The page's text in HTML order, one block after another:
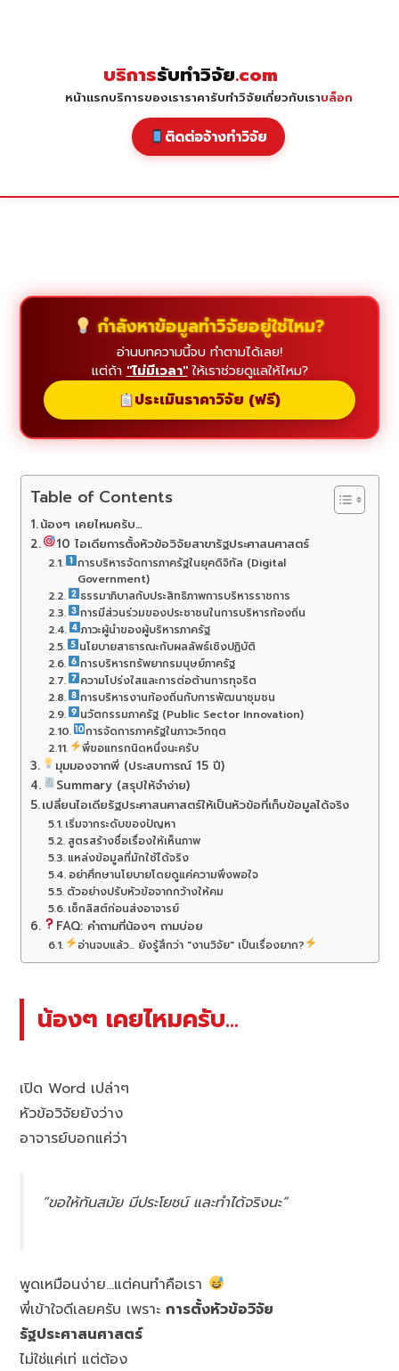
บริการรับทำวิจัย.com
หน้าแรกบริการของเราราคารับทำวิจัยเกี่ยวกับเราบล็อก
ติดต่อจ้างทำวิจัย
กำลังหาข้อมูลทำวิจัยอยู่ใช่ไหม?
อ่านบทความนี้จบ ทำตามได้เลย!
แต่ถ้า "ไม่มีเวลา"ให้เราช่วยดูแลให้ไหม?
ประเมินราคาวิจัย (ฟรี)
Table of Contents
น้องๆ เคยไหมครับ…
10 ไอเดียการตั้งหัวข้อวิจัยสาขารัฐประศาสนศาสตร์
การบริหารจัดการภาครัฐในยุคดิจิทัล (Digital
Government)
ธรรมาภิบาลกับประสิทธิภาพการบริหารราชการ
การมีส่วนร่วมของประชาชนในการบริหารท้องถิ่น
ภาวะผู้นำของผู้บริหารภาครัฐ
นโยบายสาธารณะกับผลลัพธ์เชิงปฏิบัติ
การบริหารทรัพยากรมนุษย์ภาครัฐ
ความโปร่งใสและการต่อต้านการทุจริต
การบริหารงานท้องถิ่นกับการพัฒนาชุมชน
นวัตกรรมภาครัฐ (Public Sector Innovation)
การจัดการภาครัฐในภาวะวิกฤต
พี่ขอแทรกนิดหนึ่งนะครับ
มุมมองจากพี่ (ประสบการณ์ 15 ปี)
Summary (สรุปให้จำง่าย)
เปลี่ยนไอเดียรัฐประศาสนศาสตร์ให้เป็นหัวข้อที่เก็บข้อมูลได้จริง
เริ่มจากระดับของปัญหา
สูตรสร้างชื่อเรื่องให้เห็นภาพ
แหล่งข้อมูลที่มักใช้ได้จริง
อย่าศึกษานโยบายโดยดูแค่ความพึงพอใจ
ตัวอย่างปรับหัวข้อจากกว้างให้คม
เช็กลิสต์ก่อนส่งอาจารย์
FAQ: คำถามที่น้องๆ ถามบ่อย
อ่านจบแล้ว... ยังรู้สึกว่า "งานวิจัย" เป็นเรื่องยาก?
น้องๆ เคยไหมครับ…
เปิด Word เปล่าๆ
หัวข้อวิจัยยังว่าง
อาจารย์บอกแค่ว่า
“ขอให้ทันสมัย มีประโยชน์ และทำได้จริงนะ”
พูดเหมือนง่าย…แต่คนทำคือเรา
พี่เข้าใจดีเลยครับ เพราะการตั้งหัวข้อวิจัย
รัฐประศาสนศาสตร์
ไม่ใช่แค่เท่ แต่ต้อง